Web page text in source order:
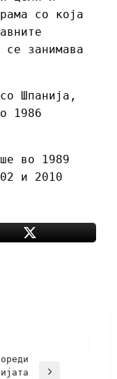
со која
занимава
Шпанија,
1986
во 1989
и 2010